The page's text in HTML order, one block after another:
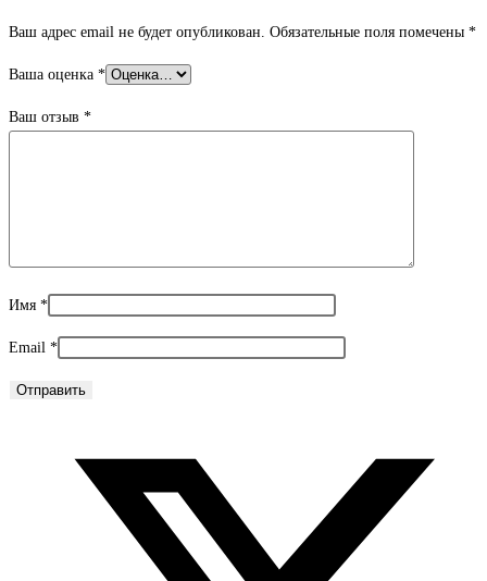
Ваш адрес email не будет опубликован. Обязательные поля помечены *
Ваша оценка *
Ваш отзыв *
Имя *
Email *
новом